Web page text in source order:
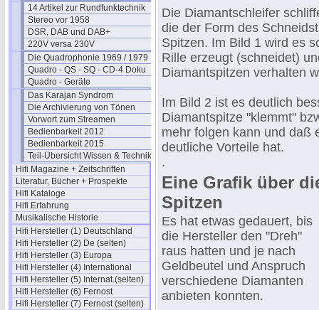
14 Artikel zur Rundfunktechnik
Stereo vor 1958
DSR, DAB und DAB+
220V versa 230V
Die Quadrophonie 1969 / 1979
Quadro - QS - SQ - CD-4 Doku
Quadro - Geräte
Das Karajan Syndrom
Die Archivierung von Tönen
Vorwort zum Streamen
Bedienbarkeit 2012
Bedienbarkeit 2015
Teil-Übersicht Wissen & Technik
Hifi Magazine + Zeitschriften
Literatur, Bücher + Prospekte
Hifi Kataloge
Hifi Erfahrung
Musikalische Historie
Hifi Hersteller (1) Deutschland
Hifi Hersteller (2) De (selten)
Hifi Hersteller (3) Europa
Hifi Hersteller (4) International
Hifi Hersteller (5) Internat.(selten)
Hifi Hersteller (6) Fernost
Hifi Hersteller (7) Fernost (selten)
Die Diamantschleifer
die der Form des
Spitzen. Im Bild 1 wird es
Rille erzeugt (schneidet)
Diamantspitzen verhalten
Im Bild 2 ist es deutlich
Diamantspitze "klemmt"
mehr folgen kann und daß
deutliche Vorteile hat.
.
Eine Grafik über
Spitzen
Es hat etwas gedauert, bis
die Hersteller den "Dreh"
raus hatten und je nach
Geldbeutel und Anspruch
verschiedene Diamanten
anbieten konnten.